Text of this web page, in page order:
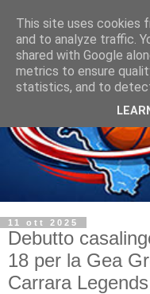
11 ott 2025
Debutto
18 per la Gea
Carrara Legends
This site uses cookies
and to analyze traffic.
shared with Google
metrics to ensure
statistics, and to